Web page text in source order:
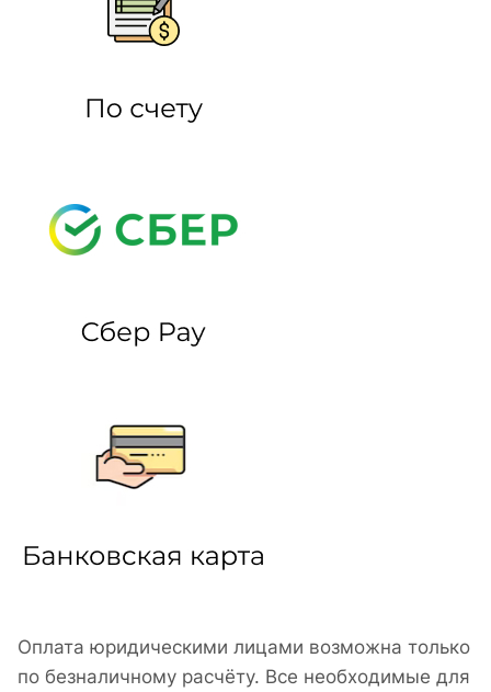
Оплата юридическими лицами возможна только
по безналичному расчёту. Все необходимые для